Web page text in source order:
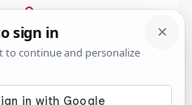
PRIJAVA
Show